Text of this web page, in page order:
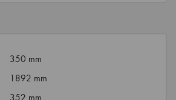
350 mm
1892 mm
352 mm